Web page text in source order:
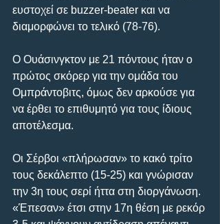
ευστοχεί σε buzzer-beater και να
διαμορφώνει το τελικό (78-76).
Ο Ουάσινγκτον με 21 πόντους ήταν ο
πρώτος σκόρερ για την ομάδα του
Ομπράντοβιτς, όμως δεν αρκούσε για
να έρθει το επιθυμητό για τους ίδιους
αποτέλεσμα.
Οι Σέρβοι «πλήρωσαν» το κακό τρίτο
τους δεκάλεπτο (15-25) και γνώρισαν
την 3η τους σερί ήττα στη διοργάνωση.
«Έπεσαν» έτσι στην 17η θέση με ρεκόρ